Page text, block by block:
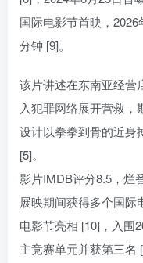
国际电影节首映，
分钟 [9]。
该片讲述在东南亚经营
入犯罪网络展开营救，
设计以拳拳到骨的近身
[5]。
影片IMDB评分8.5，烂
展映期间获得多个国际
电影节亮相 [10]，入围
主竞赛单元并获第三名